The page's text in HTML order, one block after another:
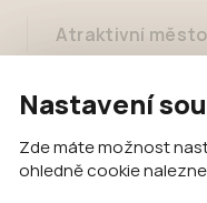
Nastavení
Zde máte možnost
ohledně cookie
Atraktivní město